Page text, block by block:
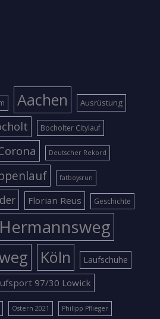
Aachen Ausrüstung
Bocholter Citylauf
Deutscher Rekord
fatboysrun
Florian Reus Geschichte
Hermannsweg
Köln Laufschuhe
97/30 Lowick
Ostern 2021 Philipp Pflieger